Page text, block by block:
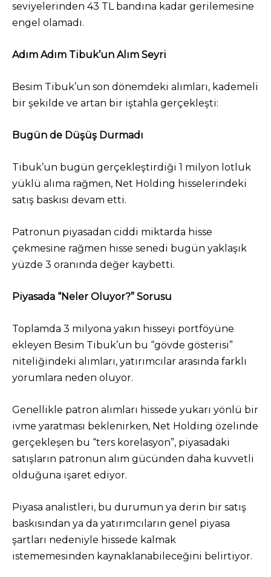
seviyelerinden 43 TL bandına kadar gerilemesine
engel olamadı.
Adım Adım Tibuk’un Alım Seyri
Besim Tibuk’un son dönemdeki alımları, kademeli
bir şekilde ve artan bir iştahla gerçekleşti:
Bugün de Düşüş Durmadı
Tibuk’un bugün gerçekleştirdiği 1 milyon lotluk
yüklü alıma rağmen, Net Holding hisselerindeki
satış baskısı devam etti.
Patronun piyasadan ciddi miktarda hisse
çekmesine rağmen hisse senedi bugün yaklaşık
yüzde 3 oranında değer kaybetti.
Piyasada “Neler Oluyor?” Sorusu
Toplamda 3 milyona yakın hisseyi portföyüne
ekleyen Besim Tibuk’un bu “gövde gösterisi”
niteliğindeki alımları, yatırımcılar arasında farklı
yorumlara neden oluyor.
Genellikle patron alımları hissede yukarı yönlü bir
ivme yaratması beklenirken, Net Holding özelinde
gerçekleşen bu “ters korelasyon”, piyasadaki
satışların patronun alım gücünden daha kuvvetli
olduğuna işaret ediyor.
Piyasa analistleri, bu durumun ya derin bir satış
baskısından ya da yatırımcıların genel piyasa
şartları nedeniyle hissede kalmak
istememesinden kaynaklanabileceğini belirtiyor.